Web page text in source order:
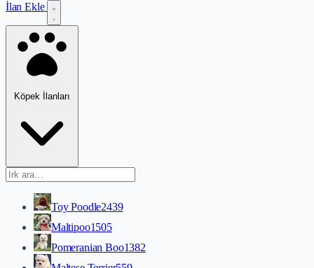
İlan Ekle
Köpek İlanları
Toy Poodle2439
Maltipoo1505
Pomeranian Boo1382